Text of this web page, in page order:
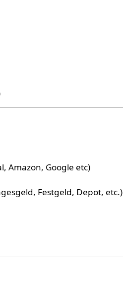
Amazon, Google etc)
Festgeld, Depot, etc.)